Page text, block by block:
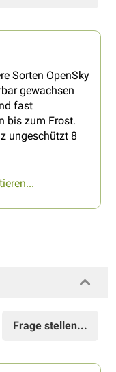
Sorten OpenSky
gewachsen
fast
bis zum Frost.
ungeschützt 8
Frage stellen...